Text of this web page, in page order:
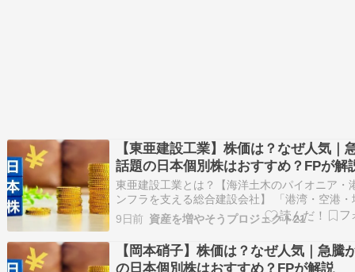
【東亜建設工業】株価は？なぜ人気｜
話題の日本個別株はおすすめ？FPが解
東亜建設工業とは？【海洋土木のパイオニア・
ンフラを支える総合建設会社】 「港湾・空港・
洋上風力・海底資源開発まで手掛ける、日本を
る海洋土木（マリコン）企業。」 東亜建設工業
1908年創業の総合建設会社です。 証券コード
で、東証プライム市場に上場してい…
9日前 資産を増やそうプロジェクト21
【岡本硝子】株価は？なぜ人気｜急騰
の日本個別株はおすすめ？FPが解説